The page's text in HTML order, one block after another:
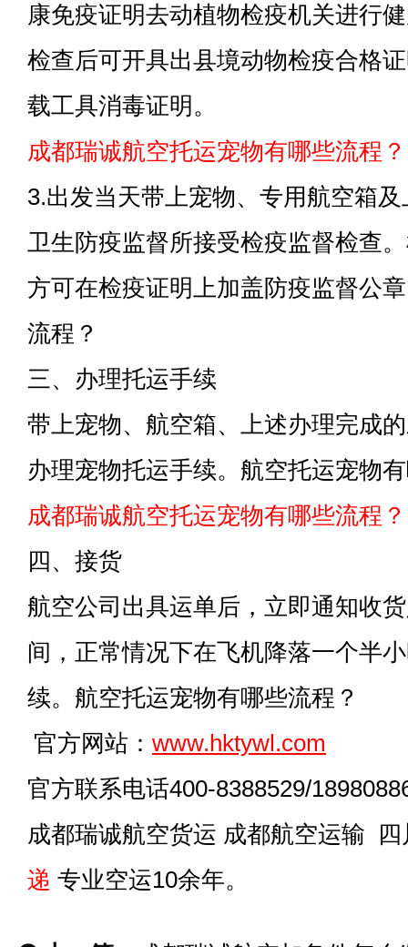
康免疫证明去动植物检疫机关进行
检查后可开具出县境动物检疫合格
载工具消毒证明。
成都瑞诚航空托运宠物有哪些流程？
3.出发当天带上宠物、专用航空箱
卫生防疫监督所接受检疫监督检查
方可在检疫证明上加盖防疫监督公
流程？
三、办理托运手续
带上宠物、航空箱、上述办理完成
办理宠物托运手续。航空托运宠物
成都瑞诚航空托运宠物有哪些流程？
四、接货
航空公司出具运单后，立即通知收
间，正常情况下在飞机降落一个半
续。航空托运宠物有哪些流程？
官方网站： www.hktywl.com
官方联系电话400-8388529/
成都瑞诚航空货运 成都航空运输
递 专业空运10余年。